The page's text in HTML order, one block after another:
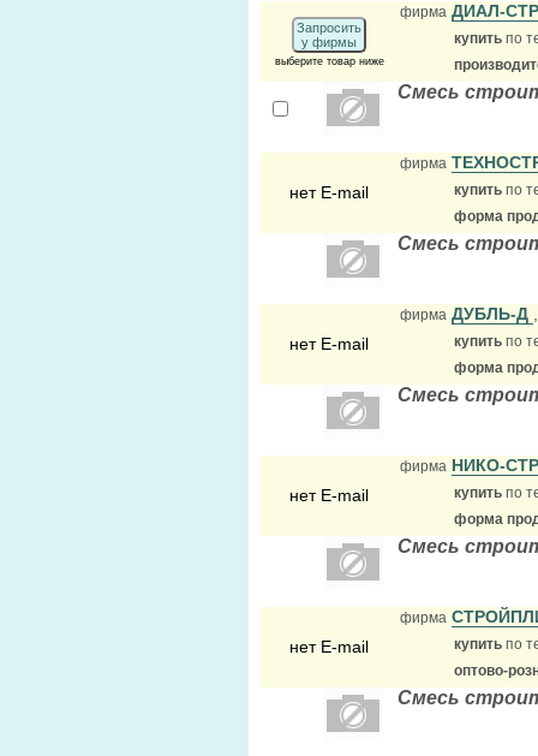
Запросить
у фирмы
выберите товар ниже
фирма ДИАЛ-
купить по
Смесь
нет E-mail
фирма
купить по
форма
Смесь
нет E-mail
фирма ДУБЛЬ-Д
купить по
форма
Смесь
нет E-mail
фирма НИКО-
купить по
форма
Смесь
нет E-mail
фирма
купить по
оптово-
Смесь